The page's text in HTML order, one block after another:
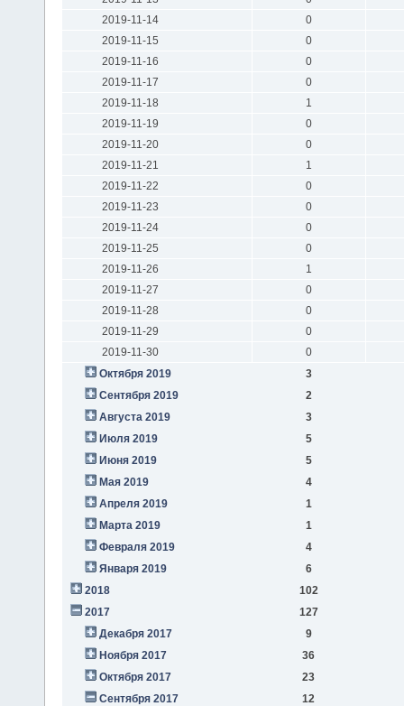
2019-11-14
0
2019-11-15
0
2019-11-16
0
2019-11-17
0
2019-11-18
1
2019-11-19
0
2019-11-20
0
2019-11-21
1
2019-11-22
0
2019-11-23
0
2019-11-24
0
2019-11-25
0
2019-11-26
1
2019-11-27
0
2019-11-28
0
2019-11-29
0
2019-11-30
0
Октября 2019
3
Сентября 2019
2
Августа 2019
3
Июля 2019
5
Июня 2019
5
Мая 2019
4
Апреля 2019
1
Марта 2019
1
Февраля 2019
4
Января 2019
6
2018
102
2017
127
Декабря 2017
9
Ноября 2017
36
Октября 2017
23
Сентября 2017
12